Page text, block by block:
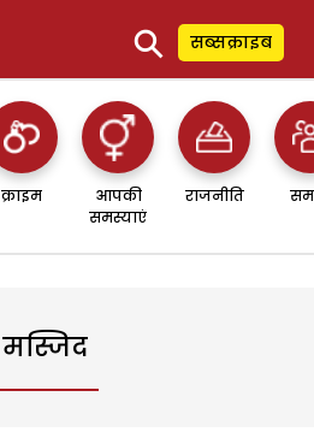
⚲ सब्सक्राइब
क्राइम
आपकी
समस्याएं
राजनीति
म‍स्जिद